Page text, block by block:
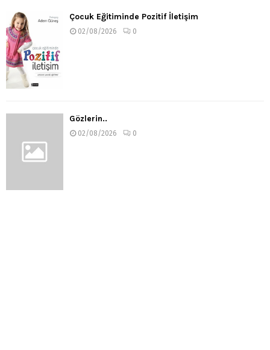
Çocuk Eğitiminde Pozitif İletişim
02/08/2026 0
Gözlerin..
02/08/2026 0